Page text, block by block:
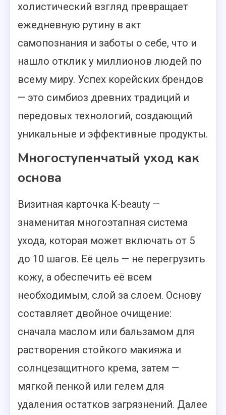
холистический взгляд превращает
ежедневную рутину в акт
самопознания и заботы о себе, что и
нашло отклик у миллионов людей по
всему миру. Успех корейских брендов
— это симбиоз древних традиций и
передовых технологий, создающий
уникальные и эффективные продукты.
Многоступенчатый уход как
основа
Визитная карточка K-beauty —
знаменитая многоэтапная система
ухода, которая может включать от 5
до 10 шагов. Её цель — не перегрузить
кожу, а обеспечить её всем
необходимым, слой за слоем. Основу
составляет двойное очищение:
сначала маслом или бальзамом для
растворения стойкого макияжа и
солнцезащитного крема, затем —
мягкой пенкой или гелем для
удаления остатков загрязнений. Далее